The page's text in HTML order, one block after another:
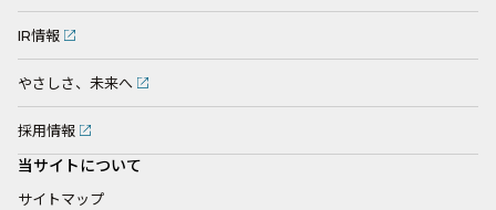
IR情報
やさしさ、未来へ
採用情報
当サイトについて
サイトマップ